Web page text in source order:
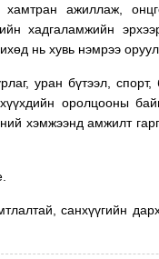
ажиллаж,
хадгаламжийн
нь хувь нэмрээ
уран бүтээл, спорт,
оролцооны
хэмжээнд амжилт
санхүүгийн